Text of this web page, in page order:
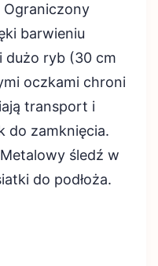
barwieniu
dużo ryb (30 cm
oczkami chroni
transport i
do zamknięcia.
śledź w
do podłoża.